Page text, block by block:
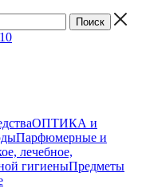
ОПТИКА и
Парфюмерные и
лечебное,
гигиеныПредметы